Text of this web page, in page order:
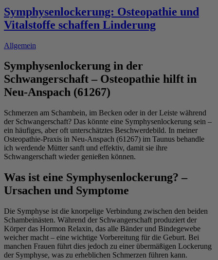
Symphysenlockerung: Osteopathie und
Vitalstoffe schaffen Linderung
Allgemein
Symphysenlockerung in der
Schwangerschaft – Osteopathie hilft in
Neu-Anspach (61267)
Schmerzen am Schambein, im Becken oder in der Leiste während
der Schwangerschaft? Das könnte eine Symphysenlockerung sein –
ein häufiges, aber oft unterschätztes Beschwerdebild. In meiner
Osteopathie-Praxis in Neu-Anspach (61267) im Taunus behandle
ich werdende Mütter sanft und effektiv, damit sie ihre
Schwangerschaft wieder genießen können.
Was ist eine Symphysenlockerung? –
Ursachen und Symptome
Die Symphyse ist die knorpelige Verbindung zwischen den beiden
Schambeinästen. Während der Schwangerschaft produziert der
Körper das Hormon Relaxin, das alle Bänder und Bindegewebe
weicher macht – eine wichtige Vorbereitung für die Geburt. Bei
manchen Frauen führt dies jedoch zu einer übermäßigen Lockerung
der Symphyse, was zu erheblichen Schmerzen führen kann.